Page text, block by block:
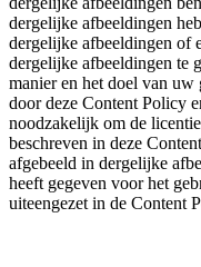
dergelijke afbeeldingen
dergelijke afbeeldingen of
dergelijke afbeeldingen te
manier en het doel van uw
door deze Content Policy
noodzakelijk om de
beschreven in deze
afgebeeld in dergelijke
heeft gegeven voor het
uiteengezet in de Content